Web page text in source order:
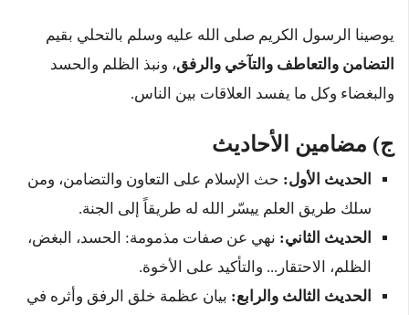
يوصينا الرسول الكريم صلى الله عليه وسلم بالتحلي بقيم
التضامن والتعاطف والتآخي والرفق، ونبذ الظلم والحسد
والبغضاء وكل ما يفسد العلاقات بين الناس.
ج) مضامين الأحاديث
الحديث الأول: حث الإسلام على التعاون والتضامن، ومن
سلك طريق العلم ييسّر الله له طريقاً إلى الجنة.
الحديث الثاني: نهي عن صفات مذمومة: الحسد، البغض،
الظلم، الاحتقار... والتأكيد على الأخوة.
الحديث الثالث والرابع: بيان عظمة خلق الرفق وأثره في